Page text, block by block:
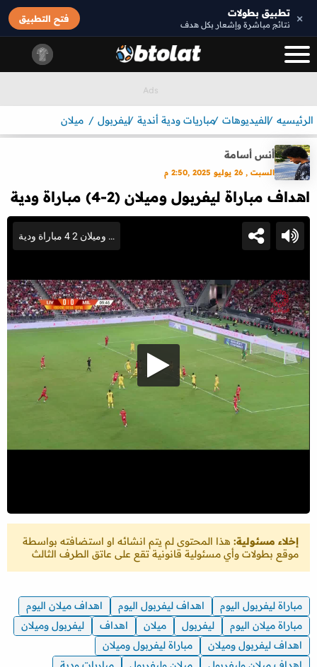
× تطبيق بطولات
نتائج مباشرة وإشعار بكل هدف
فتح التطبيق
الرئيسيه الفيديوهات مباريات ودية أندية ليفربول ميلان
أنس أسامة
السبت , 26 يوليو 2025 ,2:50 م
اهداف مباراة ليفربول وميلان (2-4) مباراة ودية
إخلاء مسئولية: هذا المحتوى لم يتم انشائه او استضافته بواسطة
موقع بطولات وأي مسئولية قانونية تقع على عاتق الطرف الثالث
مباراة ليفربول اليوم اهداف ليفربول اليوم
اهداف ميلان اليوم
مباراة ميلان اليوم
ليفربول ميلان اهداف
ليفربول وميلان
اهداف ليفربول وميلان
مباراة ليفربول وميلان